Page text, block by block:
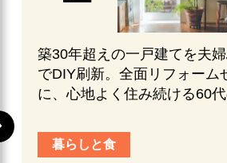
築30年超えの一戸建てを夫
でDIY刷新。全面リフォーム
に、心地よく住み続ける60
暮らしと食